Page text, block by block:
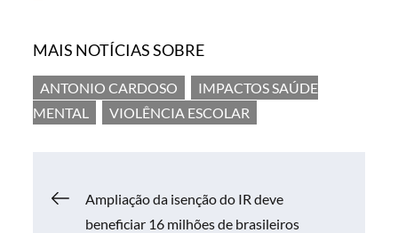
MAIS NOTÍCIAS SOBRE
ANTONIO CARDOSO
IMPACTOS SAÚDE
MENTAL
VIOLÊNCIA ESCOLAR
Navegação
Ampliação da isenção do IR deve
beneficiar 16 milhões de brasileiros